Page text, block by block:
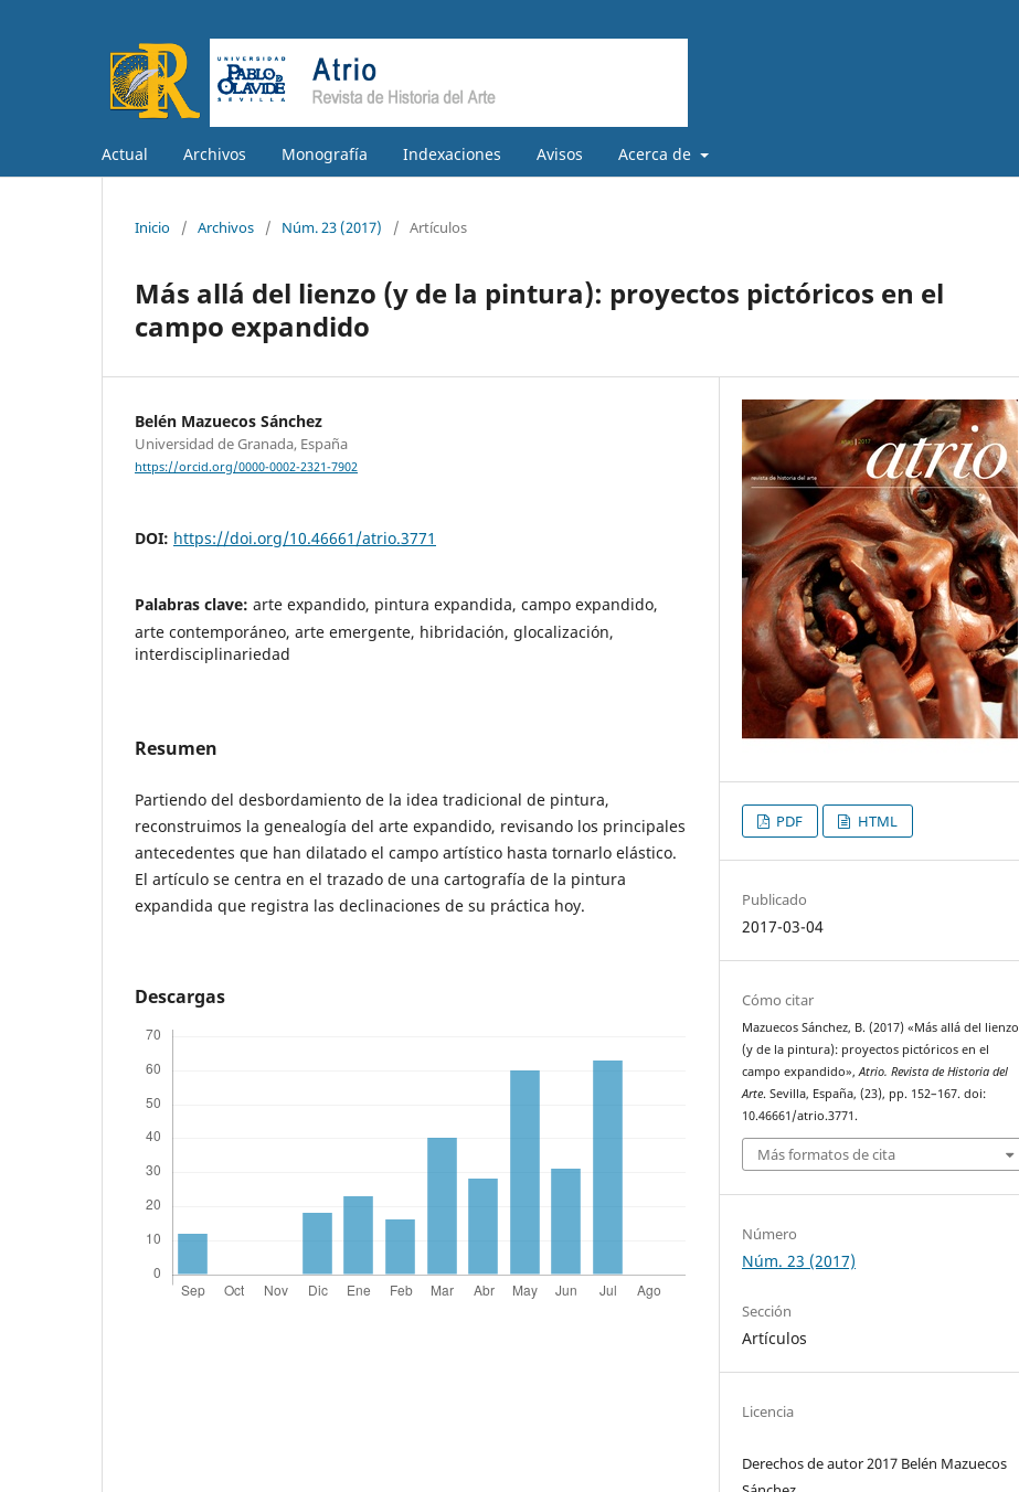
Actual Archivos Monografía Indexaciones Avisos Acerca de
Inicio / Archivos / Núm. 23 (2017) / Artículos
Más allá del lienzo (y de la pintura): proyectos pictóricos en el
campo expandido
Belén Mazuecos Sánchez
Universidad de Granada, España
https://orcid.org/0000-0002-2321-7902
DOI: https://doi.org/10.46661/atrio.3771
Palabras clave: arte expandido, pintura expandida, campo expandido,
arte contemporáneo, arte emergente, hibridación, glocalización,
interdisciplinariedad
Resumen
Partiendo del desbordamiento de la idea tradicional de pintura,
reconstruimos la genealogía del arte expandido, revisando los principales
antecedentes que han dilatado el campo artístico hasta tornarlo elástico.
El artículo se centra en el trazado de una cartografía de la pintura
expandida que registra las declinaciones de su práctica hoy.
Descargas
PDF HTML
Publicado
2017-03-04
Cómo citar
Mazuecos Sánchez, B. (2017) «Más allá del lienzo
(y de la pintura): proyectos pictóricos en el
campo expandido»,Atrio. Revista de Historia del
Arte. Sevilla, España, (23), pp. 152–167. doi:
10.46661/atrio.3771.
Más formatos de cita
Número
Núm. 23 (2017)
Sección
Artículos
Licencia
Derechos de autor 2017 Belén Mazuecos